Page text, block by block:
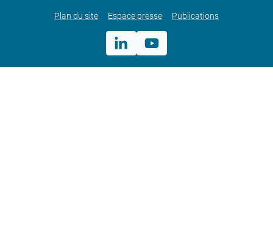
Plan du site Espace presse Publications